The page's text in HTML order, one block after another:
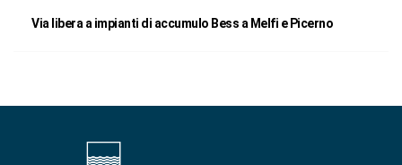
Via libera a impianti di accumulo Bess a Melfi e Picerno